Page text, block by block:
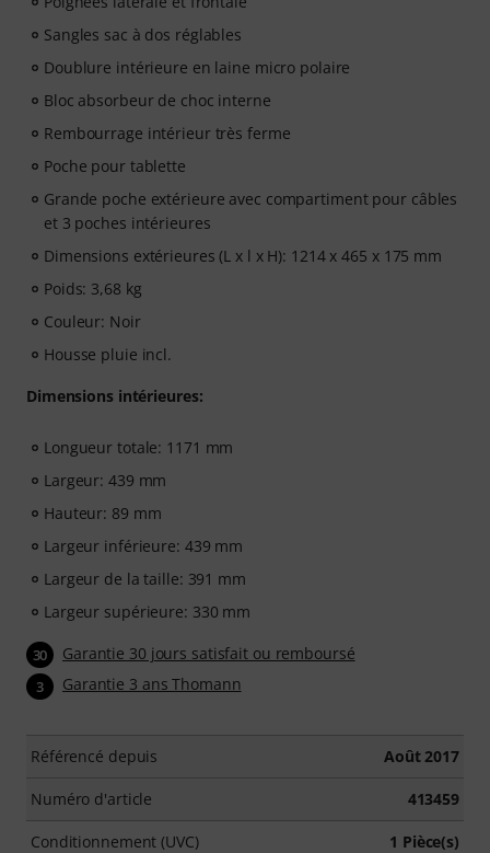
Sangles sac à dos réglables
Doublure intérieure en laine micro polaire
Bloc absorbeur de choc interne
Rembourrage intérieur très ferme
Poche pour tablette
Grande poche extérieure avec compartiment pour câbles
et 3 poches intérieures
Dimensions extérieures (L x l x H): 1214 x 465 x 175 mm
Poids: 3,68 kg
Couleur: Noir
Housse pluie incl.
Dimensions intérieures:
Longueur totale: 1171 mm
Largeur: 439 mm
Hauteur: 89 mm
Largeur inférieure: 439 mm
Largeur de la taille: 391 mm
Largeur supérieure: 330 mm
30 Garantie 30 jours satisfait ou remboursé
3 Garantie 3 ans Thomann
Référencé depuis Août 2017
Numéro d'article 413459
Conditionnement (UVC) 1 Pièce(s)